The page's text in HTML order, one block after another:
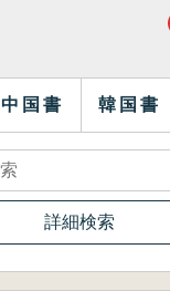
中国書 韓国書
詳細検索